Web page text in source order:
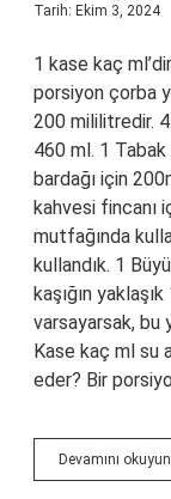
Tarih: Ekim 3, 2024
1 kase kaç
porsiyon çorba
200 mililitredir.
460 ml. 1
bardağı için
kahvesi fincanı
mutfağında
kullandık. 1
kaşığın
varsayarsak, bu
Kase kaç ml su
eder? Bir
Devamını okuyun